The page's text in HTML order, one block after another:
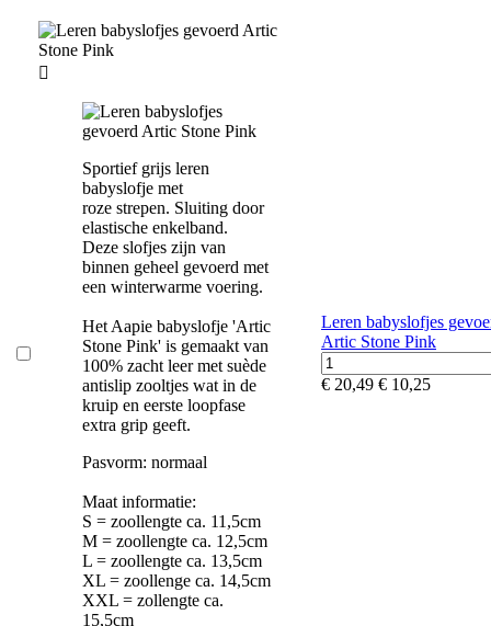

Sportief grijs leren
babyslofje met
roze strepen. Sluiting door
elastische enkelband.
Deze slofjes zijn van
binnen geheel gevoerd met
een winterwarme voering.
Het Aapie babyslofje 'Artic
Stone Pink' is gemaakt van
100% zacht leer met suède
antislip zooltjes wat in de
kruip en eerste loopfase
extra grip geeft.
Pasvorm: normaal
Maat informatie:
S = zoollengte ca. 11,5cm
M = zoollengte ca. 12,5cm
L = zoollengte ca. 13,5cm
XL = zoollenge ca. 14,5cm
XXL = zollengte ca.
15,5cm
Leren babyslofjes
Artic Stone Pink
€ 20,49 € 10,25